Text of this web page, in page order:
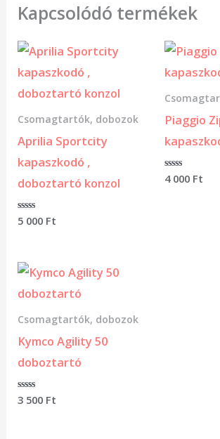
Kapcsolódó termékek
Csomagtartók, dobozok
Aprilia Sportcity
kapaszkodó ,
doboztartó konzol
Értékelés:
5 000 Ft
Piaggio
Értékelés:
4 000 Ft
Csomagtartók, dobozok
Kymco Agility 50
doboztartó
Értékelés:
3 500 Ft